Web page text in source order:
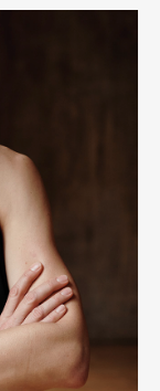
言與肢體對位方
與抽象之間反覆
場持續發生的提
在不同條件之間
派特提到自己從
分始終並行存
高度的好奇心觀
景，使她的作品
比亞芭蕾舞團
建立了紮實的身
．佛塞
期，則是她人生
所學到的東西，
即興」視為生成
能性。同時，她
這些不僅影響她
然而，這些訓練